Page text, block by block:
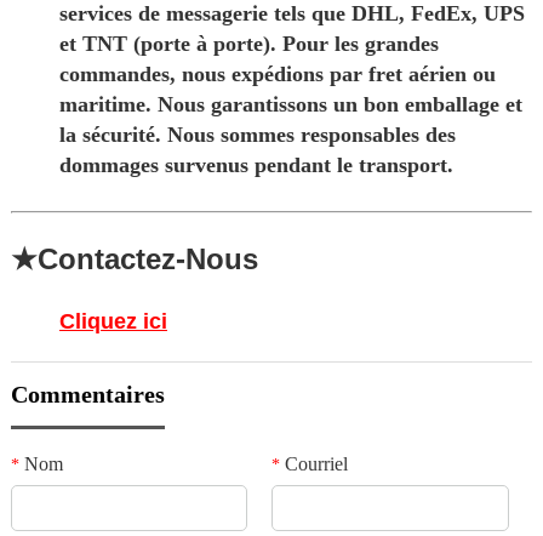
services de messagerie tels que DHL, FedEx, UPS
et TNT (porte à porte). Pour les grandes
commandes, nous expédions par fret aérien ou
maritime. Nous garantissons un bon emballage et
la sécurité. Nous sommes responsables des
dommages survenus pendant le transport.
★Contactez-Nous
Cliquez ici
Commentaires
*Nom *Courriel